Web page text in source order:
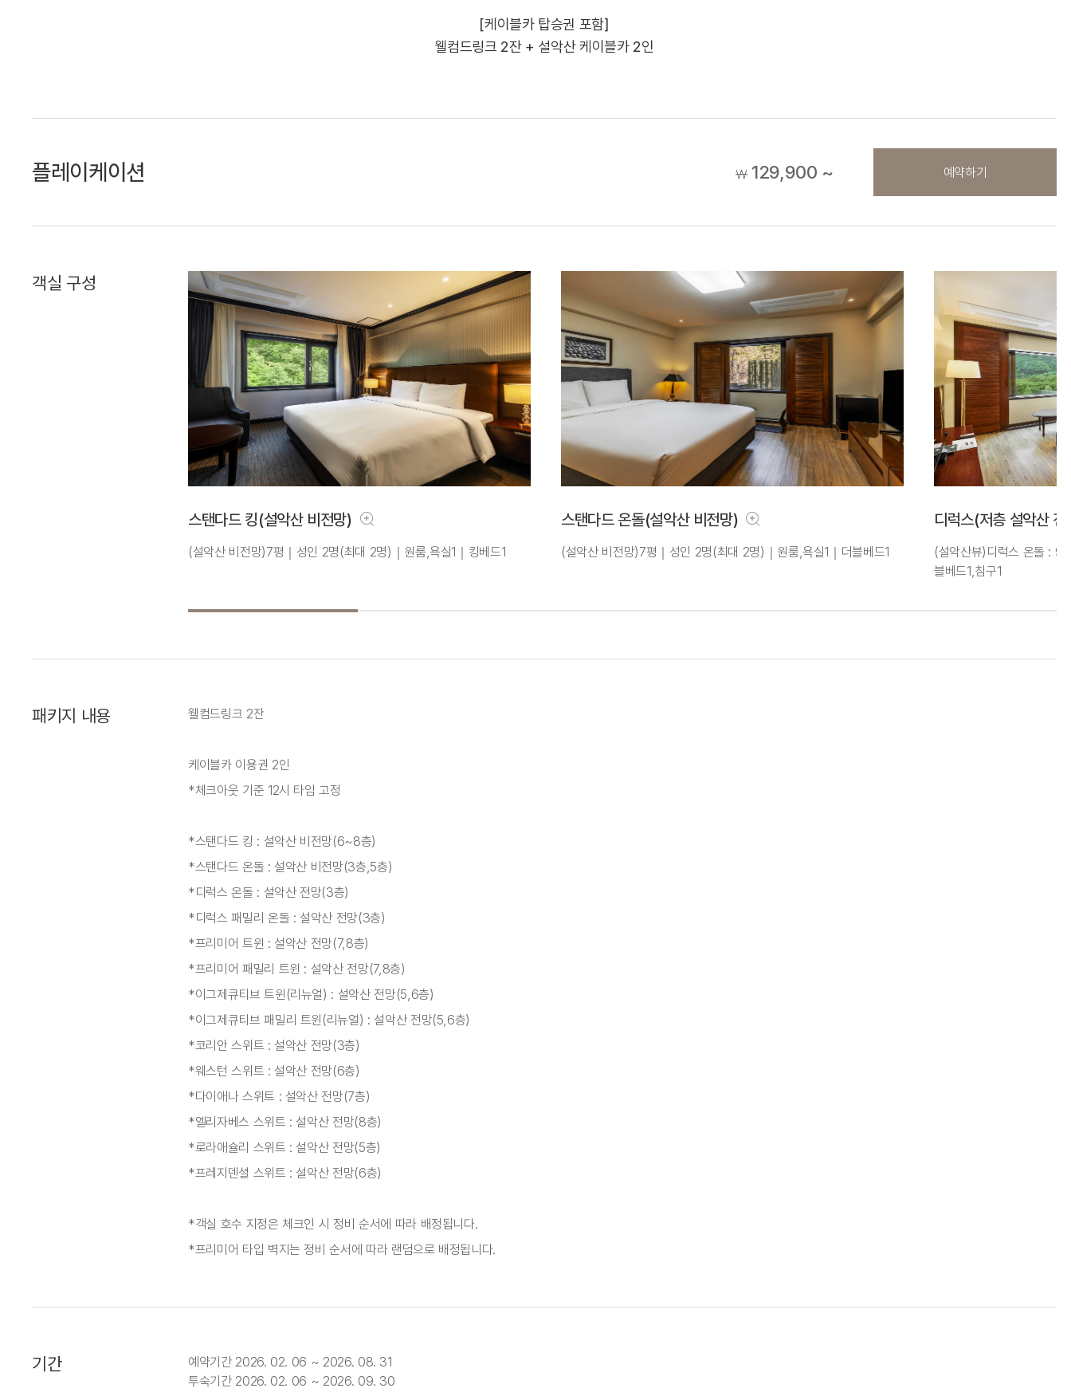
[케이블카 탑승권 포함]
웰컴드링크 2잔 + 설악산 케이블카 2인
플레이케이션 ￦ 129,900 ~ 예약하기
객실 구성
스탠다드 킹(설악산 비전망)
(설악산 비전망)7평｜성인 2명(최대 2명)｜원룸,욕실1｜킹베드1
스탠다드 온돌(설악산 비전망)
(설악산 비전망)7평｜성인 2명(최대 2명)｜원룸,욕실1｜더블베드1
디럭스(저층 설악산 전
(설악산뷰)디럭스 온돌 : 9
블베드1,침구1
(설악산뷰)디럭스 패밀리
패키지 내용 웰컴드링크 2잔
케이블카 이용권 2인
*체크아웃 기준 12시 타임 고정
*스탠다드 킹 : 설악산 비전망(6~8층)
*스탠다드 온돌 : 설악산 비전망(3층,5층)
*디럭스 온돌 : 설악산 전망(3층)
*디럭스 패밀리 온돌 : 설악산 전망(3층)
*프리미어 트윈 : 설악산 전망(7,8층)
*프리미어 패밀리 트윈 : 설악산 전망(7,8층)
*이그제큐티브 트윈(리뉴얼) : 설악산 전망(5,6층)
*이그제큐티브 패밀리 트윈(리뉴얼) : 설악산 전망(5,6층)
*코리안 스위트 : 설악산 전망(3층)
*웨스턴 스위트 : 설악산 전망(6층)
*다이애나 스위트 : 설악산 전망(7층)
*엘리자베스 스위트 : 설악산 전망(8층)
*로라애슐리 스위트 : 설악산 전망(5층)
*프레지덴셜 스위트 : 설악산 전망(6층)
*객실 호수 지정은 체크인 시 정비 순서에 따라 배정됩니다.
*프리미어 타입 벽지는 정비 순서에 따라 랜덤으로 배정됩니다.
기간
예약기간 2026. 02. 06 ~ 2026. 08. 31
투숙기간 2026. 02. 06 ~ 2026. 09. 30